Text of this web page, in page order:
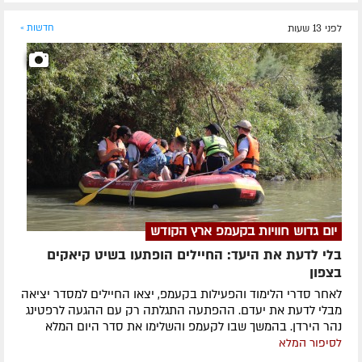
לפני 13 שעות חדשות »
יום גדוש חוויות בקעמפ ארץ הקודש
בלי לדעת את היעד: החיילים הופתעו בשיט קיאקים
בצפון
לאחר סדרי הלימוד והפעילות בקעמפ, יצאו החיילים למסדר יציאה
מבלי לדעת את יעדם. ההפתעה התגלתה רק עם ההגעה לרפטינג
נהר הירדן. בהמשך שבו לקעמפ והשלימו את סדר היום המלא
לסיפור המלא